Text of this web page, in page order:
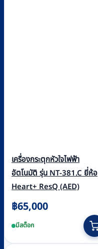
เครื่องกระตุกหัวใจไฟฟ้า
อัตโนมัติ รุ่น NT-381.C ยี่ห้อ
Heart+ ResQ (AED)
฿65,000
มีสต็อก